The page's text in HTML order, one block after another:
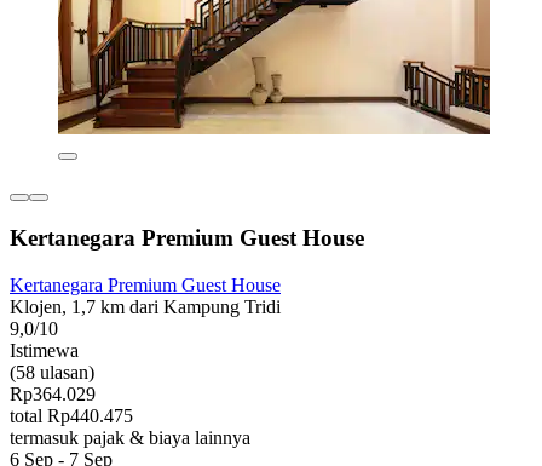
Kertanegara Premium Guest House
Kertanegara Premium Guest House
Klojen, 1,7 km dari Kampung Tridi
9,0/10
Istimewa
(58 ulasan)
Rp364.029
total Rp440.475
termasuk pajak & biaya lainnya
6 Sep - 7 Sep